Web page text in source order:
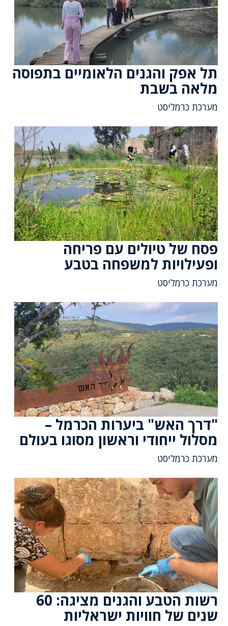
תל אפק והגנים הלאומיים בתפוסה
מלאה בשבת
מערכת כרמליסט
פסח של טיולים עם פריחה
ופעילויות למשפחה בטבע
מערכת כרמליסט
"דרך האש" ביערות הכרמל –
מסלול ייחודי וראשון מסוגו בעולם
מערכת כרמליסט
רשות הטבע והגנים מציגה: 60
שנים של חוויות ישראליות